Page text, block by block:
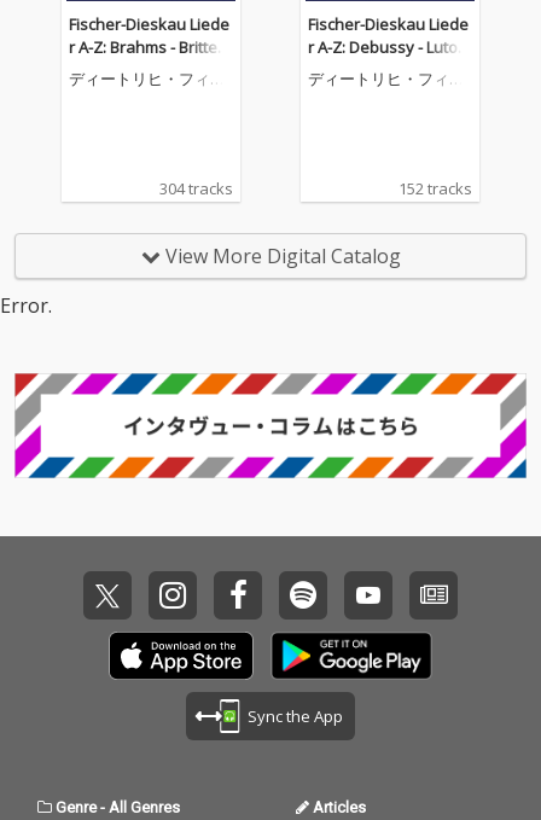
Fischer-Dieskau Liede
r A-Z: Brahms - Britten
(Complete Lieder Reco
rdings on DG & Decca)
ディートリヒ・フィッ
304 tracks
Fischer-Dieskau Liede
r A-Z: Debussy - Lutosł
awski (Complete Liede
r Recordings on DG &
ディートリヒ・フィッ
152 tracks
View More Digital Catalog
Error.
Sync the App
Genre- All Genres Articles